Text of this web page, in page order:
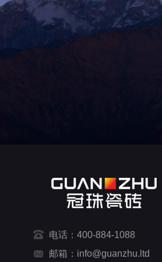
电话：400-884-1088
邮箱：info@guanzhu.ltd